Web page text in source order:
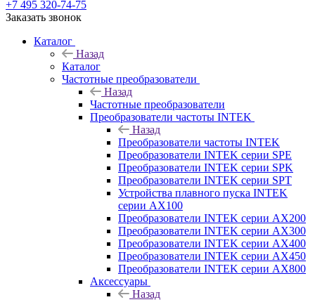
+7 495 320-74-75
Заказать звонок
Каталог
Назад
Каталог
Частотные преобразователи
Назад
Частотные преобразователи
Преобразователи частоты INTEK
Назад
Преобразователи частоты INTEK
Преобразователи INTEK серии SPE
Преобразователи INTEK серии SPK
Преобразователи INTEK серии SPT
Устройства плавного пуска INTEK
серии AX100
Преобразователи INTEK серии AX200
Преобразователи INTEK серии AX300
Преобразователи INTEK серии AX400
Преобразователи INTEK серии AX450
Преобразователи INTEK серии AX800
Аксессуары
Назад